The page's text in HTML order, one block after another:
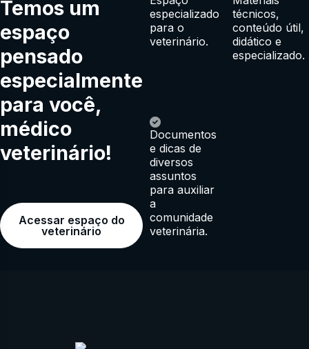
Temos um
espaço
pensado
especialmente
para você,
médico
veterinário!
Acessar espaço do
veterinário
especializado
para o
veterinário.
técnicos,
conteúdo útil,
didático e
especializado.
Documentos
e dicas de
diversos
assuntos
para auxiliar
a
comunidade
veterinária.